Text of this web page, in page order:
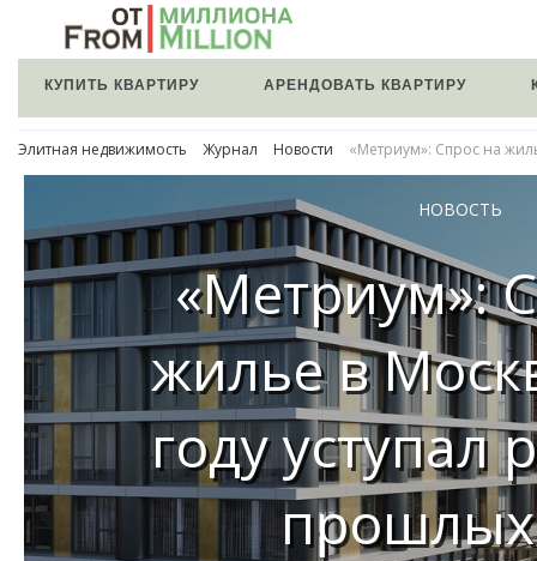
КУПИТЬ КВАРТИРУ АРЕНДОВАТЬ КВАРТИРУ
Элитная недвижимость Журнал Новости «Метриум»: Спрос на
НОВОСТЬ
«Метриум»:
жилье в
году уступал
прошлых